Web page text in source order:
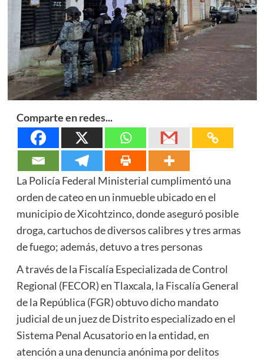
Comparte en redes...
La Policía Federal Ministerial cumplimentó una
orden de cateo en un inmueble ubicado en el
municipio de Xicohtzinco, donde aseguró posible
droga, cartuchos de diversos calibres y tres armas
de fuego; además, detuvo a tres personas
A través de la Fiscalía Especializada de Control
Regional (FECOR) en Tlaxcala, la Fiscalía General
de la República (FGR) obtuvo dicho mandato
judicial de un juez de Distrito especializado en el
Sistema Penal Acusatorio en la entidad, en
atención a una denuncia anónima por delitos